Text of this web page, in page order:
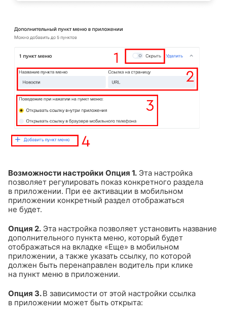
Возможности настройки Опция 1. Эта настройка
позволяет регулировать показ конкретного раздела
в приложении. При ее активации в мобильном
приложении конкретный раздел отображаться
не будет.
Опция 2. Эта настройка позволяет установить название
дополнительного пункта меню, который будет
отображаться на вкладке «Еще» в мобильном
приложении, а также указать ссылку, по которой
должен быть перенаправлен водитель при клике
на пункт меню в приложении.
Опция 3.В зависимости от этой настройки ссылка
в приложении может быть открыта: